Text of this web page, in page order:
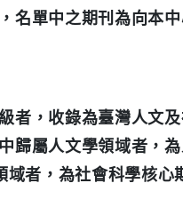
名單中之期刊為向本
者，收錄為臺灣人文
歸屬人文學領域者，
域者，為社會科學核心